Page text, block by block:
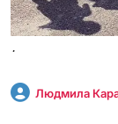
.
Людмила